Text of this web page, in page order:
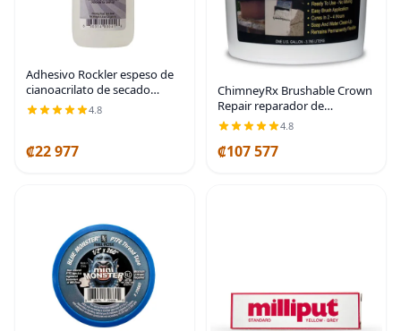
Adhesivo Rockler espeso de
cianoacrilato de secado
rápido, botella de 4 onzas
4.8
₡22 977
ChimneyRx Brushable Crown
Repair reparador de
chimeneas, 1 galón
4.8
₡107 577